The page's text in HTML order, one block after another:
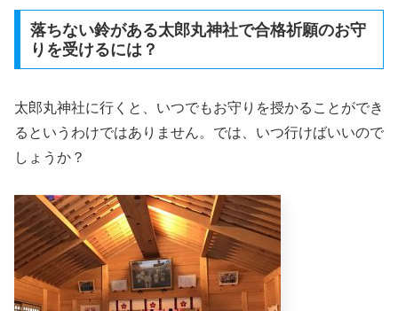
落ちない鈴がある太郎丸神社で合格祈願のお守
りを受けるには？
太郎丸神社に行くと、いつでもお守りを授かることができ
るというわけではありません。では、いつ行けばいいので
しょうか？